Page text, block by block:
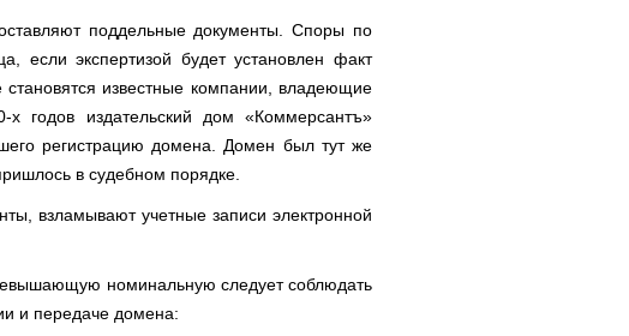
поддельные документы. Споры по
если экспертизой будет установлен факт
известные компании, владеющие
годов издательский дом «Коммерсантъ»
регистрацию домена. Домен был тут же
в судебном порядке.
взламывают учетные записи электронной
номинальную следует соблюдать
и передаче домена: